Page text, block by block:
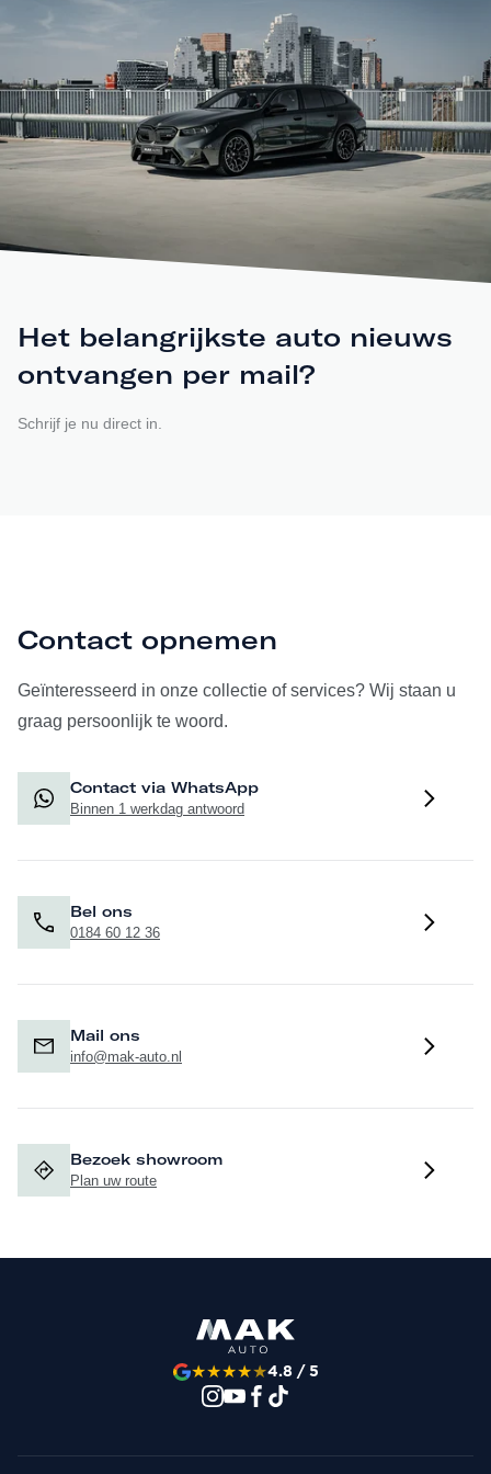
Het belangrijkste auto nieuws
ontvangen per mail?
Schrijf je nu direct in.
Contact opnemen
Geïnteresseerd in onze collectie of services? Wij staan u
graag persoonlijk te woord.
Contact via WhatsApp
Binnen 1 werkdag antwoord
Bel ons
0184 60 12 36
Mail ons
info@mak-auto.nl
Bezoek showroom
Plan uw route
★★★★★4.8 / 5